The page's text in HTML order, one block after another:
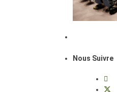
Nous Suivre